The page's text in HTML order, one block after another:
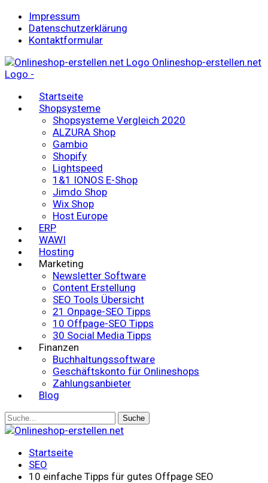
Impressum
Datenschutzerklärung
Kontaktformular
Onlineshop-erstellen.net
Logo -
Startseite
Shopsysteme
Shopsysteme Vergleich 2020
ALZURA Shop
Gambio
Shopify
Lightspeed
1&1 IONOS E-Shop
Jimdo Shop
Wix Shop
Host Europe
ERP
WAWI
Hosting
Marketing
Newsletter Software
Content Erstellung
SEO Tools Übersicht
21 Onpage-SEO Tipps
10 Offpage-SEO Tipps
30 Social Media Tipps
Finanzen
Buchhaltungssoftware
Geschäftskonto für Onlineshops
Zahlungsanbieter
Blog
Startseite
SEO
10 einfache Tipps für gutes Offpage SEO